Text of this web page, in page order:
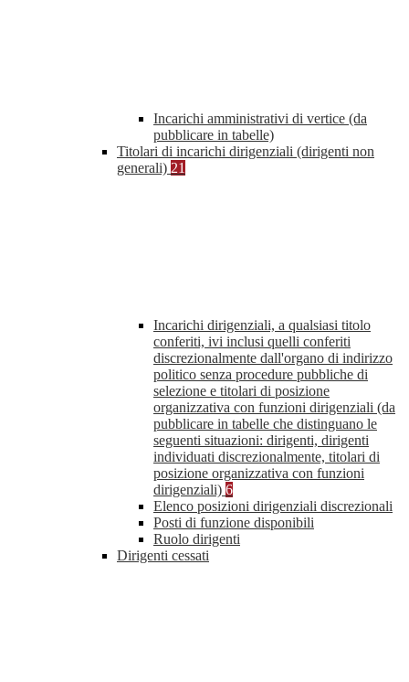
Incarichi amministrativi di vertice (da
pubblicare in tabelle)
Titolari di incarichi dirigenziali (dirigenti non
generali) 21
Incarichi dirigenziali, a qualsiasi titolo
conferiti, ivi inclusi quelli conferiti
discrezionalmente dall'organo di indirizzo
politico senza procedure pubbliche di
selezione e titolari di posizione
organizzativa con funzioni dirigenziali (da
pubblicare in tabelle che distinguano le
seguenti situazioni: dirigenti, dirigenti
individuati discrezionalmente, titolari di
posizione organizzativa con funzioni
dirigenziali) 6
Elenco posizioni dirigenziali discrezionali
Posti di funzione disponibili
Ruolo dirigenti
Dirigenti cessati